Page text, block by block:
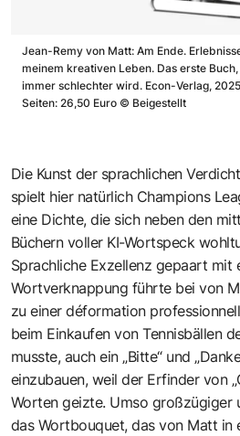
Jean-Remy von Matt: Am Ende.
meinem kreativen Leben. Das erste
immer schlechter wird. Econ-Verlag,
Seiten: 26,50 Euro © Beigestellt
Die Kunst der sprachlichen
spielt hier natürlich Champions
eine Dichte, die sich neben den
Büchern voller KI-Wortspeck
Sprachliche Exzellenz gepaart mit
Wortverknappung führte bei von
zu einer déformation
beim Einkaufen von Tennisbällen
musste, auch ein „Bitte“ und
einzubauen, weil der Erfinder von
Worten geizte. Umso großzügiger
das Wortbouquet, das von Matt in